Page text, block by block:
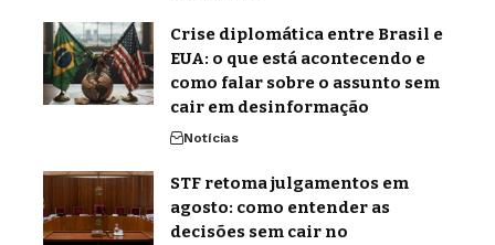
Crise diplomática entre Brasil e
EUA: o que está acontecendo e
como falar sobre o assunto sem
cair em desinformação
Notícias
STF retoma julgamentos em
agosto: como entender as
decisões sem cair no